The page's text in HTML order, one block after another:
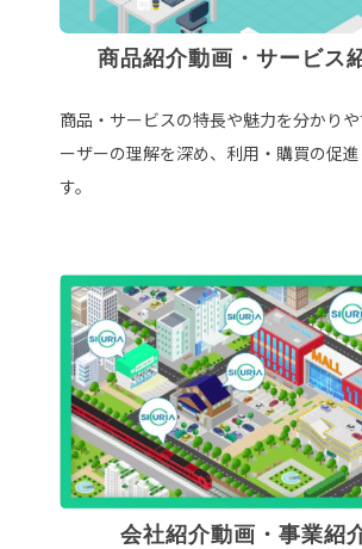
商品紹介動画・サービス
商品・サービスの特長や魅力を分かり
ーザーの理解を深め、利用・購買の促
す。
会社紹介動画・事業紹